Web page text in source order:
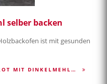
selber backen
ist mit gesunden
MIT DINKELMEHL…